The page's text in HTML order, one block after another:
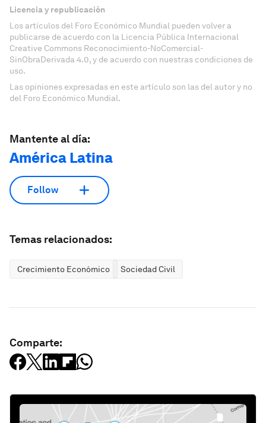
Licencia y republicación
Los artículos del Foro Económico Mundial pueden volver a
publicarse de acuerdo con la Licencia Pública Internacional
Creative Commons Reconocimiento-NoComercial-
SinObraDerivada 4.0, y de acuerdo con nuestras condiciones de
uso.
Las opiniones expresadas en este artículo son las del autor y no
del Foro Económico Mundial.
Mantente al día:
América Latina
Follow
Temas relacionados:
Crecimiento Económico Sociedad Civil
Comparte: